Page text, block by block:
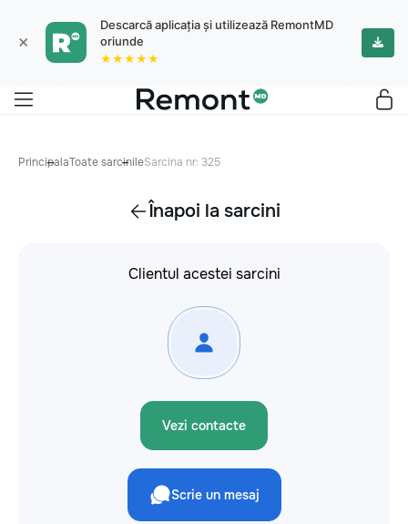
×
Descarcă aplicația și utilizează RemontMD
oriunde
★★★★★
PrincipalaToate sarcinileSarcina nr: 325
Înapoi la sarcini
Clientul acestei sarcini
Vezi contacte
Scrie un mesaj